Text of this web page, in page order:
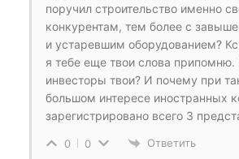
поручил строительство именно
конкурентам, тем более с
и устаревшим оборудованием?
я тебе еще твои слова припомню.
инвесторы твои? И почему при
большом интересе иностранных
зарегистрировано всего 3
0 0 Ответить